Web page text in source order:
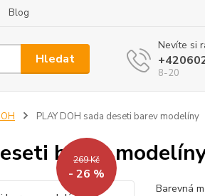
Blog
Hledat
Nevíte si
8-20
PLAY DOH sada deseti barev modelíny
barev
269 Kč
- 26 %
Barevná